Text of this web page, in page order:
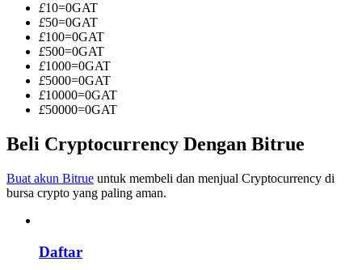
Informasi
Analisis data besar termasuk info perdagangan, dll.
£10=0GAT
£50=0GAT
£100=0GAT
£500=0GAT
£1000=0GAT
£5000=0GAT
£10000=0GAT
£50000=0GAT
Beli Cryptocurrency Dengan Bitrue
Buat akun Bitrue untuk membeli dan menjual Cryptocurrency di
bursa crypto yang paling aman.
Daftar